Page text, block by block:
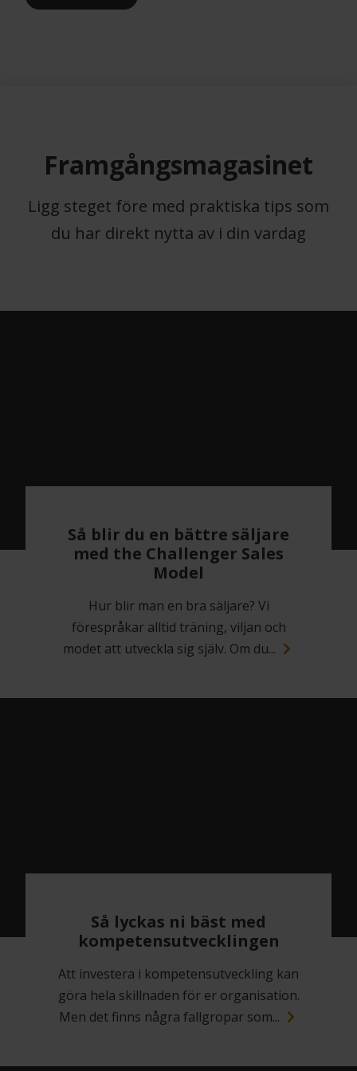
Framgångsmagasinet
Ligg steget före med praktiska tips som
du har direkt nytta av i din vardag
Så blir du en bättre säljare
med the Challenger Sales
Model
Hur blir man en bra säljare? Vi
förespråkar alltid träning, viljan och
modet att utveckla sig själv. Om du...
Så lyckas ni bäst med
kompetensutvecklingen
Att investera i kompetensutveckling kan
göra hela skillnaden för er organisation.
Men det finns några fallgropar som...